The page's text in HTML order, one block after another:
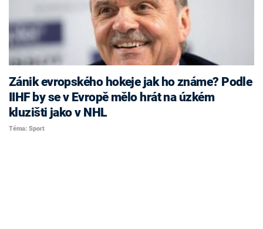
Zánik evropského hokeje jak ho známe? Podle
IIHF by se v Evropě mělo hrát na úzkém
kluzišti jako v NHL
Téma: Sport